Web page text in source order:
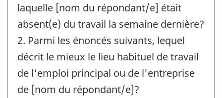
laquelle [nom du répondant/e] était
absent(e) du travail la semaine dernière?
2. Parmi les énoncés suivants, lequel
décrit le mieux le lieu habituel de travail
de l'emploi principal ou de l'entreprise
de [nom du répondant/e]?